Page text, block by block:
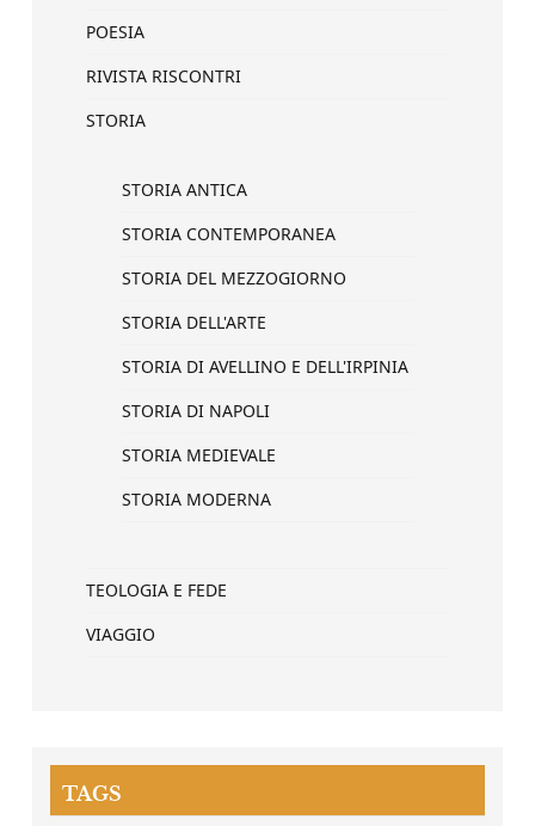
POESIA
RIVISTA RISCONTRI
STORIA
STORIA ANTICA
STORIA CONTEMPORANEA
STORIA DEL MEZZOGIORNO
STORIA DELL'ARTE
STORIA DI AVELLINO E DELL'IRPINIA
STORIA DI NAPOLI
STORIA MEDIEVALE
STORIA MODERNA
TEOLOGIA E FEDE
VIAGGIO
TAGS